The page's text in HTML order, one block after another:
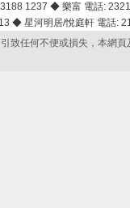
1237 ◆ 樂富 電話:
◆ 星河明居/悅庭軒 電話
致任何不便或損失，本網